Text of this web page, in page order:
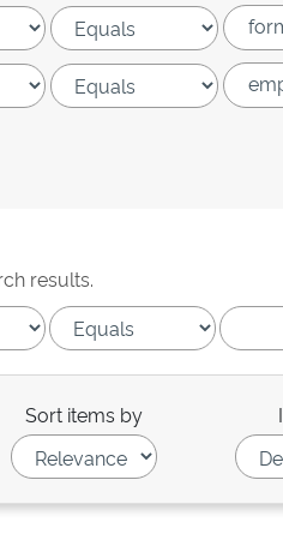
results.
Sort items by